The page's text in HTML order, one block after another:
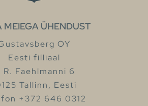
MEIEGA ÜHENDUST
OY
Eesti filliaal
R. Faehlmanni 6
Tallinn, Eesti
+372 646 0312